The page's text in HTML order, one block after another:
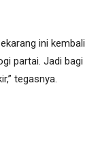
ini kembali
partai. Jadi bagi
tegasnya.